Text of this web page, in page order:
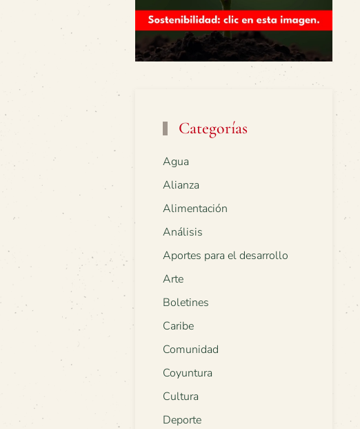
Categorías
Agua
Alianza
Alimentación
Análisis
Aportes para el desarrollo
Arte
Boletines
Caribe
Comunidad
Coyuntura
Cultura
Deporte